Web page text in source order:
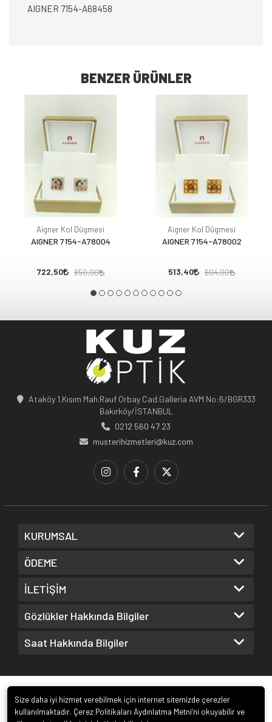
AIGNER 7154-A68458
BENZER ÜRÜNLER
Aigner Kol Dügmesi
AIGNER 7154-A78004
722,50 850,00
Aigner Kol Dügmesi
AIGNER 7154-A78002
513,40 604,00
Ataköy 1.Kısım Mah.Rauf Orbay Cad.Galleria AVM No:6/BGR333
Bakırköy/İSTANBUL
0212 560 47 23
musterihizmetleri@kuz.com
KURUMSAL
ÖDEME
İLETİŞİM
Gözlükler Hakkında Bilgiler
Saat Hakkında Bilgiler
Size daha iyi hizmet verebilmek için internet sitemizde çerezler
kullanılmaktadır. Çerez Politikaları Aydınlatma Metni’ni okuyabilir ve